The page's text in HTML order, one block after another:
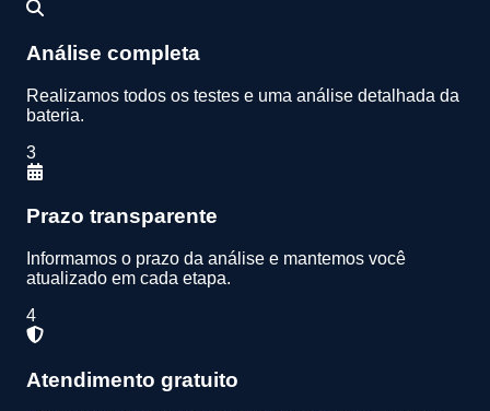
Análise completa
Realizamos todos os testes e uma análise detalhada da
bateria.
3
Prazo transparente
Informamos o prazo da análise e mantemos você
atualizado em cada etapa.
4
Atendimento gratuito